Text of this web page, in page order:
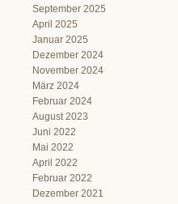
September 2025
April 2025
Januar 2025
Dezember 2024
November 2024
März 2024
Februar 2024
August 2023
Juni 2022
Mai 2022
April 2022
Februar 2022
Dezember 2021